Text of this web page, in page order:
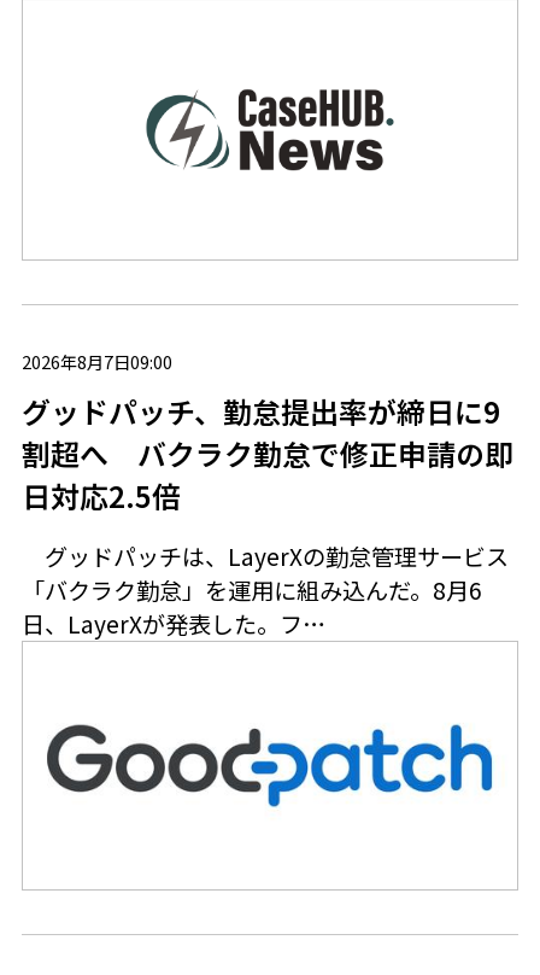
2026年8月7日09:00
グッドパッチ、勤怠提出率が締日に9
割超へ バクラク勤怠で修正申請の即
日対応2.5倍
グッドパッチは、LayerXの勤怠管理サービス
「バクラク勤怠」を運用に組み込んだ。8月6
日、LayerXが発表した。フ…